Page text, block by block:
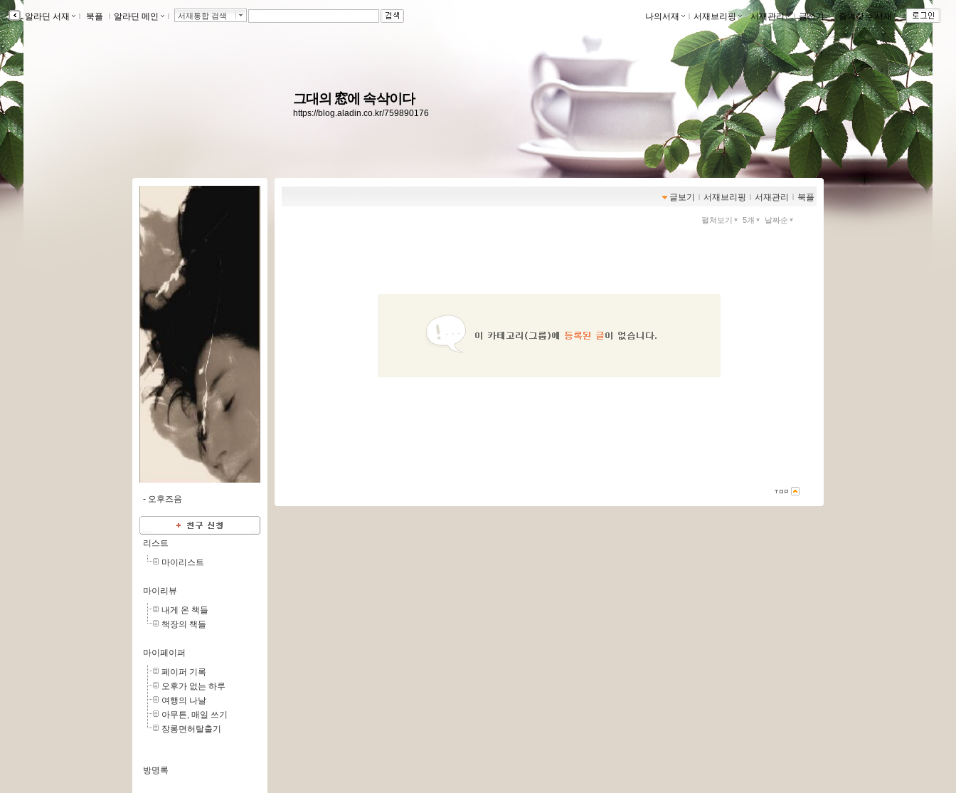
알라딘 서재 ｌ 북플 ｌ 알라딘 메인 ｌ 서재통합 검색 나의서재 ｌ 서재브리핑 ｌ서재관리 ｌ글쓰기 ｌ 즐겨찾는 서재 ｌ
그대의 窓에 속삭이다
https://blog.aladin.co.kr/759890176
글보기 ｌ 서재브리핑 ｌ 서재관리 ｌ 북플
펼쳐보기 5개 날짜순
- 오후즈음
리스트
마이리스트
마이리뷰
내게 온 책들
책장의 책들
마이페이퍼
페이퍼 기록
오후가 없는 하루
여행의 나날
아무튼, 매일 쓰기
장롱면허탈출기
방명록